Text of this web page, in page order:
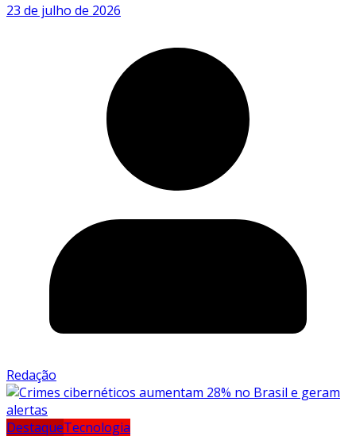
23 de julho de 2026
Redação
DestaqueTecnologia